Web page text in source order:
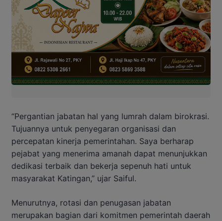
“Pergantian jabatan hal yang lumrah dalam birokrasi.
Tujuannya untuk penyegaran organisasi dan
percepatan kinerja pemerintahan. Saya berharap
pejabat yang menerima amanah dapat menunjukkan
dedikasi terbaik dan bekerja sepenuh hati untuk
masyarakat Katingan,” ujar Saiful.
Menurutnya, rotasi dan penugasan jabatan
merupakan bagian dari komitmen pemerintah daerah